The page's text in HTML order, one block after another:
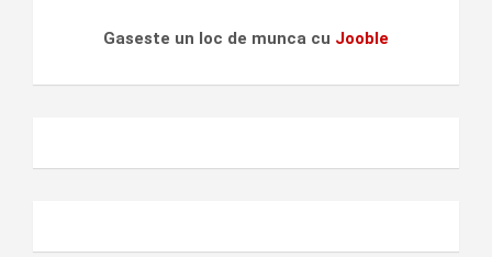
Gaseste un loc de munca cu Jooble